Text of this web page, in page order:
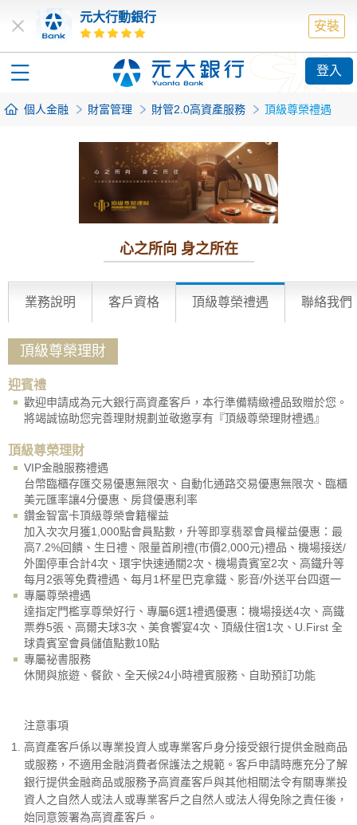
元大行動銀行
安裝
登入
個人金融 財富管理 財管2.0高資產服務 頂級尊榮禮遇
心之所向 身之所在
業務說明 客戶資格 頂級尊榮禮遇 聯絡我們
頂級尊榮理財
迎賓禮
歡迎申請成為元大銀行高資產客戶，本行準備精緻禮品致贈於您。
將竭誠協助您完善理財規劃並敬邀享有『頂級尊榮理財禮遇』
頂級尊榮理財
VIP金融服務禮遇
台幣臨櫃存匯交易優惠無限次、自動化通路交易優惠無限次、臨櫃
美元匯率讓4分優惠、房貸優惠利率
鑽金智富卡頂級尊榮會籍權益
加入次次月獲1,000點會員點數，升等即享翡翠會員權益優惠：最
高7.2%回饋、生日禮、限量首刷禮(市價2,000元)禮品、機場接送/
外圍停車合計4次、環宇快速通關2次、機場貴賓室2次、高鐵升等
每月2張等免費禮遇、每月1杯星巴克拿鐵、影音/外送平台四選一
專屬尊榮禮遇
達指定門檻享尊榮好行、專屬6選1禮遇優惠：機場接送4次、高鐵
票券5張、高爾夫球3次、美食饗宴4次、頂級住宿1次、U.First 全
球貴賓室會員儲值點數10點
專屬祕書服務
休閒與旅遊、餐飲、全天候24小時禮賓服務、自助預訂功能
注意事項
高資產客戶係以專業投資人或專業客戶身分接受銀行提供金融商品
或服務，不適用金融消費者保護法之規範。客戶申請時應充分了解
銀行提供金融商品或服務予高資產客戶與其他相關法令有關專業投
資人之自然人或法人或專業客戶之自然人或法人得免除之責任後，
始同意簽署為高資產客戶。